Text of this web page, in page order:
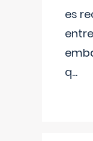
es
q...